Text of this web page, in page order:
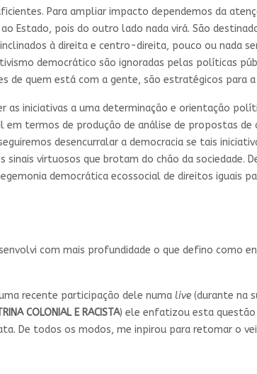
Para ampliar impacto dependemos da
Estado, pois do outro lado nada virá. São
à direita e centro-direita, pouco ou nada
democrático são ignoradas pelas políticas
de quem está com a gente, são estratégicos para
as iniciativas a uma determinação e orientação
em termos de produção de análise de propostas
desencurralar a democracia se tais
sinais virtuosos que brotam do chão da sociedade.
democrática ecossocial de direitos iguais
com mais profundidade o que defino como
recente participação dele numa live (durante na
COLONIAL E RACISTA) ele enfatizou esta
De todos os modos, me inpirou para retomar o